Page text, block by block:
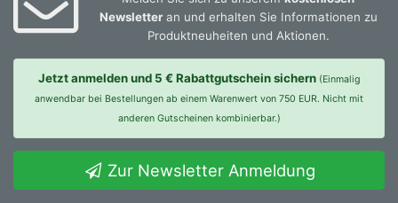
Newsletteran und erhalten Sie Informationen zu
Produktneuheiten und Aktionen.
Jetzt anmelden und 5 € Rabattgutschein sichern (Einmalig
anwendbar bei Bestellungen ab einem Warenwert von 750 EUR. Nicht mit
anderen Gutscheinen kombinierbar.)
Zur Newsletter Anmeldung